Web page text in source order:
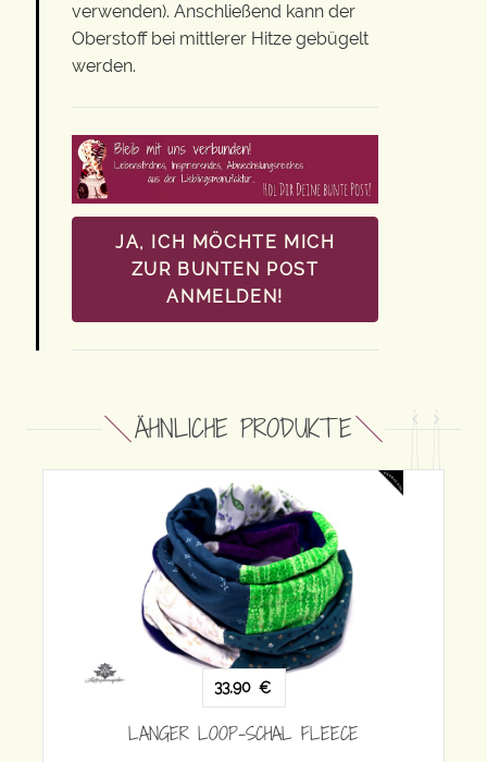
verwenden). Anschließend kann der
Oberstoff bei mittlerer Hitze gebügelt
werden.
JA, ICH MÖCHTE MICH
ZUR BUNTEN POST
ANMELDEN!
ÄHNLICHE PRODUKTE